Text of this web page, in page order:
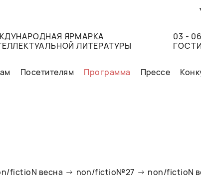
ЯРМАРКА
ЛИТЕРАТУРЫ
03 -
Посетителям Программа Прессе
fictioN весна non/fictio№27
non/fictioN